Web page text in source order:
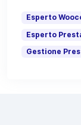
Esperto
Esperto
Gestione